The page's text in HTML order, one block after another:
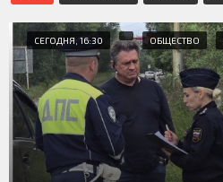
СЕГОДНЯ, 16:30 ОБЩЕСТВО